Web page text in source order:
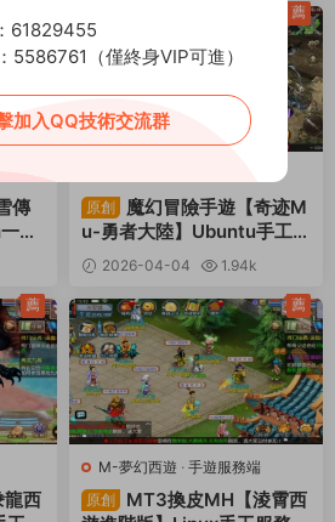
傳
鍵
設
原創
魔幻冒險手遊【奇迹M
u-勇者大陸】Ubuntu手工服
務端+安卓+GM後台+用戶
在線商城+平台币内充+前後
端全套源碼+客戶端源碼調
試教程+視頻架設教程
2026-04-04
1.94k
薦
西
薦
M-夢幻西遊 · 手遊服務端
原創
MT3換皮MH【淩霄西
薦
61829455
5586761（僅終身VIP可進）
加入QQ技術交流群